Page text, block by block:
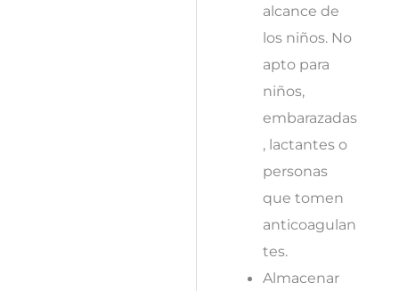
alcance de
los niños. No
apto para
niños,
embarazadas
, lactantes o
personas
que tomen
anticoagulan
tes.
Almacenar